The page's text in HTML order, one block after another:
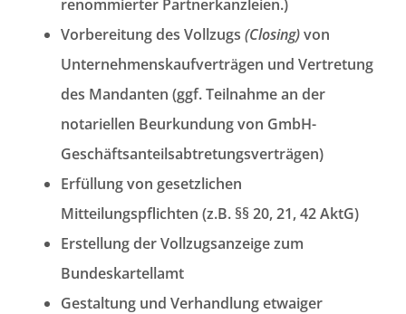
renommierter Partnerkanzleien.)
Vorbereitung des Vollzugs (Closing)von
Unternehmenskaufverträgen und Vertretung
des Mandanten (ggf. Teilnahme an der
notariellen Beurkundung von GmbH-
Geschäftsanteilsabtretungsverträgen)
Erfüllung von gesetzlichen
Mitteilungspflichten (z.B. §§ 20, 21, 42 AktG)
Erstellung der Vollzugsanzeige zum
Bundeskartellamt
Gestaltung und Verhandlung etwaiger